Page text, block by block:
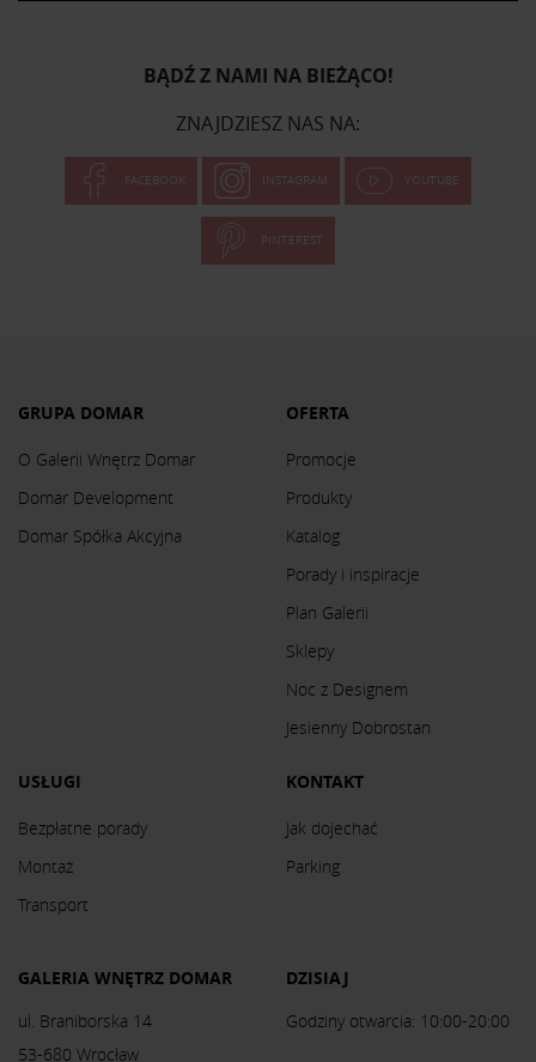
BĄDŹ Z NAMI NA BIEŻĄCO!
ZNAJDZIESZ NAS NA:
FACEBOOK INSTAGRAM YOUTUBE
PINTEREST
GRUPA DOMAR
O Galerii Wnętrz Domar
Domar Development
Domar Spółka Akcyjna
OFERTA
Promocje
Produkty
Katalog
Porady i inspiracje
Plan Galerii
Sklepy
Noc z Designem
Jesienny Dobrostan
USŁUGI
Bezpłatne porady
Montaż
Transport
KONTAKT
Jak dojechać
Parking
GALERIA WNĘTRZ DOMAR
ul. Braniborska 14
53-680 Wrocław
DZISIAJ
Godziny otwarcia: 10:00-20:00